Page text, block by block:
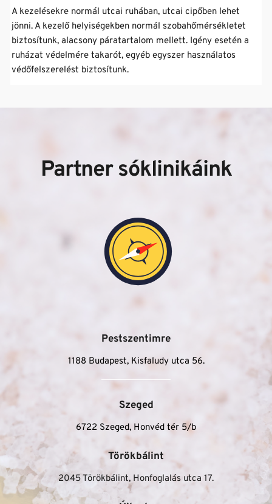
Egyes Sóklinikáinkon SZÉP kártyát is elfogadunk, a
részletekről kérjük érdeklődjön a Sóklinikák elérhetőségein,
vagy személyesen!
általában javasolt a legalább heti háromszori látogatás,
annak érdekében, hogy az egyes alkalmak között ne teljen
el 48 óránál hosszabb idő.
A kezelésekre normál utcai ruhában, utcai cipőben lehet
jönni. A kezelő helyiségekben normál szobahőmérsékletet
biztosítunk, alacsony páratartalom mellett. Igény esetén a
ruházat védelmére takarót, egyéb egyszer használatos
védőfelszerelést biztosítunk.
Partner sóklinikáink
Pestszentimre
1188 Budapest, Kisfaludy utca 56.
Szeged
6722 Szeged, Honvéd tér 5/b
Törökbálint
2045 Törökbálint, Honfoglalás utca 17.